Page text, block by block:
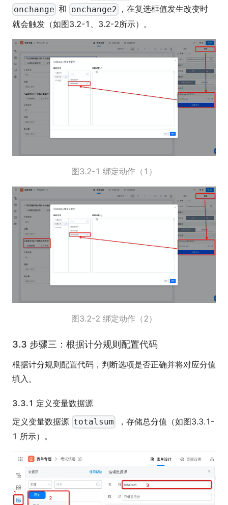
onchange 和 onchange2 ，在复选框值发生改变时
就会触发（如图3.2-1、3.2-2所示）。
图3.2-1 绑定动作（1）
图3.2-2 绑定动作（2）
3.3 步骤三：根据计分规则配置代码
根据计分规则配置代码，判断选项是否正确并将对应分值
填入。
3.3.1 定义变量数据源
定义变量数据源 totalsum
，存储总分值（如图3.3.1-
1 所示）。